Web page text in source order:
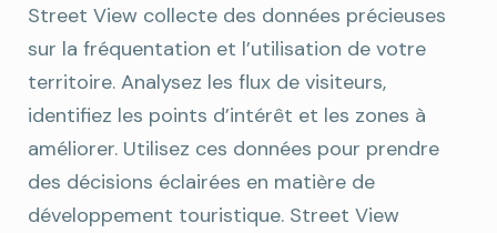
Street View collecte des données précieuses
sur la fréquentation et l’utilisation de votre
territoire. Analysez les flux de visiteurs,
identifiez les points d’intérêt et les zones à
améliorer. Utilisez ces données pour prendre
des décisions éclairées en matière de
développement touristique. Street View